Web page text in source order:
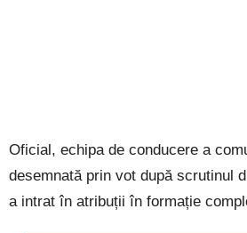
Oficial, echipa de conducere a
desemnată prin vot după scrutinul
a intrat în atribuții în formație